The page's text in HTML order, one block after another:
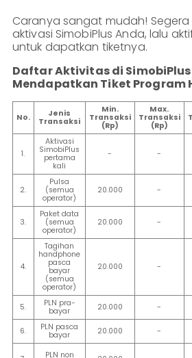
SimobiPlus
Promosi
Lainnya
Layanan
Informasi
Nasabah
Hubungan
Investor
Karir
Kantor
EN
Caranya sangat mudah!
aktivasi SimobiPlus Anda, lalu
untuk dapatkan tiketnya.
Daftar Aktivitas di
Mendapatkan Tiket Program
No.
Jenis
Transaksi
Min.
Transaksi
(Rp)
Max.
Transaksi
(Rp)
1.
Aktivasi
SimobiPlus
pertama
kali
- -
2.
Pulsa
(semua
operator)
20.000 -
3.
Paket data
(semua
operator)
20.000 -
4.
Tagihan
handphone
pasca
bayar
(semua
operator)
20.000 -
5.
PLN pra-
bayar
20.000 -
6.
PLN pasca
bayar
20.000 -
PLN non